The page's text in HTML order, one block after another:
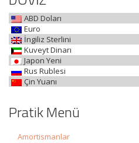
ABD Doları
Euro
İngiliz Sterlini
Kuveyt Dinarı
Japon Yeni
Rus Rublesi
Çin Yuanı
Pratik Menü
Amortismanlar